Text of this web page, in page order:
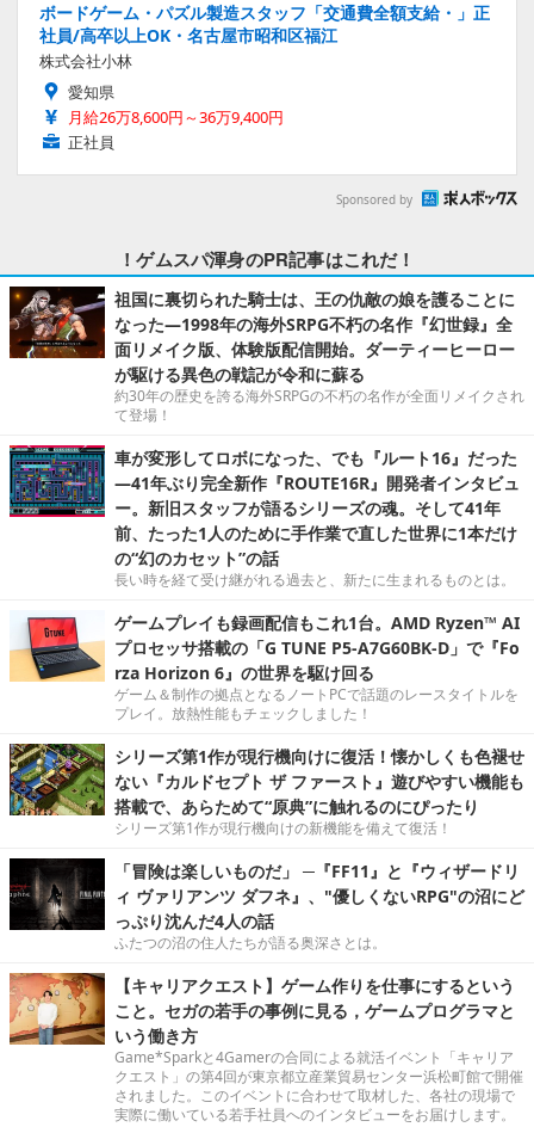
ボードゲーム・パズル製造スタッフ「交通費全額支給・」正
社員/高卒以上OK・名古屋市昭和区福江
株式会社小林
愛知県
月給26万8,600円～36万9,400円
正社員
Sponsored by
！ゲムスパ渾身のPR記事はこれだ！
祖国に裏切られた騎士は、王の仇敵の娘を護ることに
なった―1998年の海外SRPG不朽の名作『幻世録』全
面リメイク版、体験版配信開始。ダーティーヒーロー
が駆ける異色の戦記が令和に蘇る
約30年の歴史を誇る海外SRPGの不朽の名作が全面リメイクされ
て登場！
車が変形してロボになった、でも『ルート16』だった
―41年ぶり完全新作『ROUTE16R』開発者インタビュ
ー。新旧スタッフが語るシリーズの魂。そして41年
前、たった1人のために手作業で直した世界に1本だけ
の“幻のカセット”の話
長い時を経て受け継がれる過去と、新たに生まれるものとは。
ゲームプレイも録画配信もこれ1台。AMD Ryzen™ AI
プロセッサ搭載の「G TUNE P5-A7G60BK-D」で『Fo
rza Horizon 6』の世界を駆け回る
ゲーム＆制作の拠点となるノートPCで話題のレースタイトルを
プレイ。放熱性能もチェックしました！
シリーズ第1作が現行機向けに復活！懐かしくも色褪せ
ない『カルドセプト ザ ファースト』遊びやすい機能も
搭載で、あらためて“原典”に触れるのにぴったり
シリーズ第1作が現行機向けの新機能を備えて復活！
「冒険は楽しいものだ」 ─『FF11』と『ウィザードリ
ィ ヴァリアンツ ダフネ』、"優しくないRPG"の沼にど
っぷり沈んだ4人の話
ふたつの沼の住人たちが語る奥深さとは。
【キャリアクエスト】ゲーム作りを仕事にするという
こと。セガの若手の事例に見る，ゲームプログラマと
いう働き方
Game*Sparkと4Gamerの合同による就活イベント「キャリア
クエスト」の第4回が東京都立産業貿易センター浜松町館で開催
されました。このイベントに合わせて取材した、各社の現場で
実際に働いている若手社員へのインタビューをお届けします。